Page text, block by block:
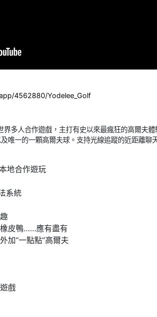
4562880/Yodelee_Golf
界多人合作遊戲，主打有史以來最瘋狂的高爾夫
唯一的一顆高爾夫球。支持光線追蹤的近距離聊
地合作遊玩
系統
皮鴨……應有盡有
加“一點點”高爾夫
戲